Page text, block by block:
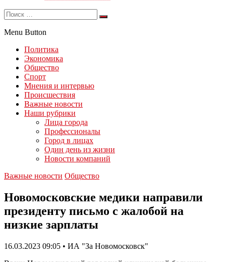
Menu Button
Политика
Экономика
Общество
Спорт
Мнения и интервью
Происшествия
Важные новости
Наши рубрики
Лица города
Профессионалы
Город в лицах
Один день из жизни
Новости компаний
Важные новости Общество
Новомосковские медики направили
президенту письмо с жалобой на
низкие зарплаты
16.03.2023 09:05 • ИА "За Новомосковск"